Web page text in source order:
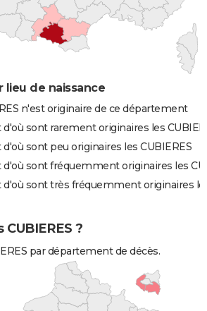
lieu de naissance
n'est originaire de ce département
sont rarement originaires les
sont peu originaires les CUBIERES
sont fréquemment originaires les
sont très fréquemment originaires
?
par département de décès.